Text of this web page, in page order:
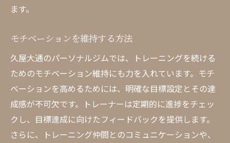
ます。
モチベーションを維持する方法
久屋大通のパーソナルジムでは、トレーニングを続ける
ためのモチベーション維持にも力を入れています。モチ
ベーションを高めるためには、明確な目標設定とその達
成感が不可欠です。トレーナーは定期的に進捗をチェッ
クし、目標達成に向けたフィードバックを提供します。
さらに、トレーニング仲間とのコミュニケーションや、